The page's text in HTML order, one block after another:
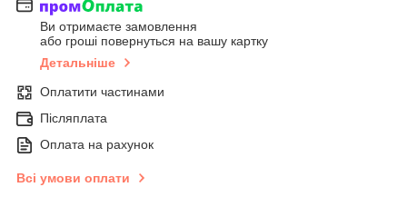
Ви отримаєте замовлення
або гроші повернуться на вашу картку
Детальніше
Оплатити частинами
Післяплата
Оплата на рахунок
Всі умови оплати